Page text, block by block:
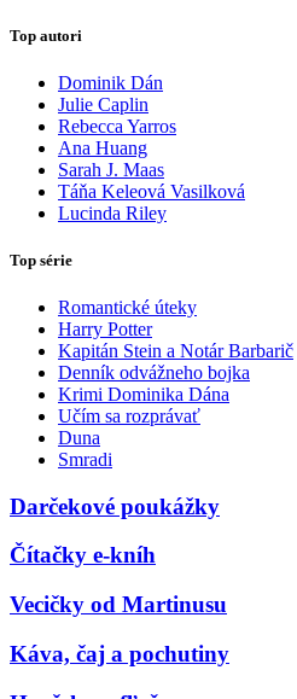
Top autori
Dominik Dán
Julie Caplin
Rebecca Yarros
Ana Huang
Sarah J. Maas
Táňa Keleová Vasilková
Lucinda Riley
Top série
Romantické úteky
Harry Potter
Kapitán Stein a Notár Barbarič
Denník odvážneho bojka
Krimi Dominika Dána
Učím sa rozprávať
Duna
Smradi
Darčekové poukážky
Čítačky e-kníh
Vecičky od Martinusu
Káva, čaj a pochutiny